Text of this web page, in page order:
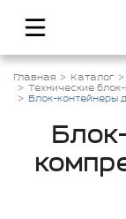
Главная Каталог
Технические
Блок-контейнеры